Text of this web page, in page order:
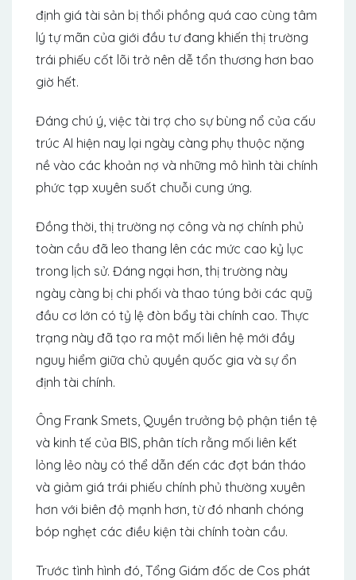
định giá tài sản bị thổi phồng quá cao cùng tâm
lý tự mãn của giới đầu tư đang khiến thị trường
trái phiếu cốt lõi trở nên dễ tổn thương hơn bao
giờ hết.
Đáng chú ý, việc tài trợ cho sự bùng nổ của cấu
trúc AI hiện nay lại ngày càng phụ thuộc nặng
nề vào các khoản nợ và những mô hình tài chính
phức tạp xuyên suốt chuỗi cung ứng.
Đồng thời, thị trường nợ công và nợ chính phủ
toàn cầu đã leo thang lên các mức cao kỷ lục
trong lịch sử. Đáng ngại hơn, thị trường này
ngày càng bị chi phối và thao túng bởi các quỹ
đầu cơ lớn có tỷ lệ đòn bẩy tài chính cao. Thực
trạng này đã tạo ra một mối liên hệ mới đầy
nguy hiểm giữa chủ quyền quốc gia và sự ổn
định tài chính.
Ông Frank Smets, Quyền trưởng bộ phận tiền tệ
và kinh tế của BIS, phân tích rằng mối liên kết
lỏng lẻo này có thể dẫn đến các đợt bán tháo
và giảm giá trái phiếu chính phủ thường xuyên
hơn với biên độ mạnh hơn, từ đó nhanh chóng
bóp nghẹt các điều kiện tài chính toàn cầu.
Trước tình hình đó, Tổng Giám đốc de Cos phát